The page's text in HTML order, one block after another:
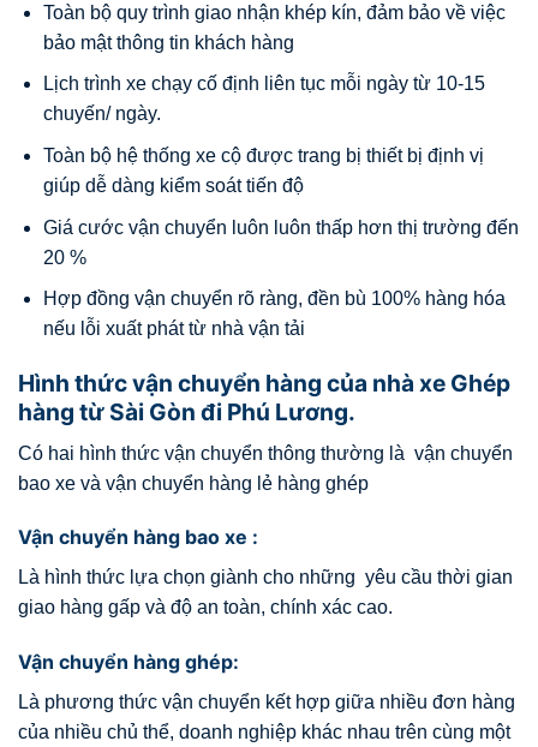
Toàn bộ quy trình giao nhận khép kín, đảm bảo về việc
bảo mật thông tin khách hàng
Lịch trình xe chạy cố định liên tục mỗi ngày từ 10-15
chuyến/ ngày.
Toàn bộ hệ thống xe cộ được trang bị thiết bị định vị
giúp dễ dàng kiểm soát tiến độ
Giá cước vận chuyển luôn luôn thấp hơn thị trường đến
20 %
Hợp đồng vận chuyển rõ ràng, đền bù 100% hàng hóa
nếu lỗi xuất phát từ nhà vận tải
Hình thức vận chuyển hàng của nhà xe Ghép
hàng từ Sài Gòn đi Phú Lương.
Có hai hình thức vận chuyển thông thường là vận chuyển
bao xe và vận chuyển hàng lẻ hàng ghép
Vận chuyển hàng bao xe :
Là hình thức lựa chọn giành cho những yêu cầu thời gian
giao hàng gấp và độ an toàn, chính xác cao.
Vận chuyển hàng ghép:
Là phương thức vận chuyển kết hợp giữa nhiều đơn hàng
của nhiều chủ thể, doanh nghiệp khác nhau trên cùng một